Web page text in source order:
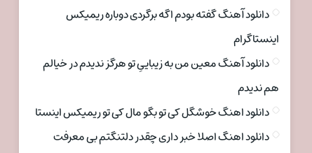
دانلود آهنگ گفته بودم اگه برگردی دوباره ریمیکس
اینستاگرام
دانلود آهنگ معین من به زیباییِ تو هرگز ندیدم در خیالم
هم ندیدم
دانلود اهنگ خوشگل کی تو بگو مال کی تو ریمیکس اینستا
دانلود اهنگ اصلا خبر داری چقدر دلتنگتم بی معرفت